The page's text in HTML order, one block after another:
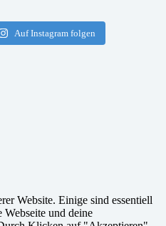
Auf Instagram folgen
Website. Einige sind essentiell
Webseite und deine